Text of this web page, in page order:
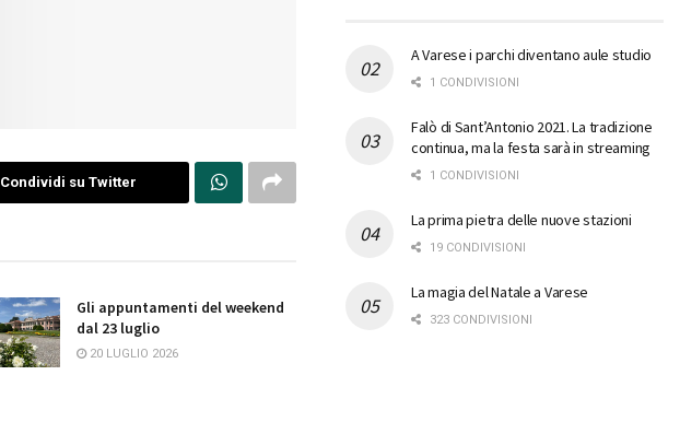
Condividi su Twitter
Gli appuntamenti del weekend
dal 23 luglio
20 LUGLIO 2026
A Varese i parchi diventano aule studio
1 CONDIVISIONI
Falò di Sant’Antonio 2021. La tradizione
continua, ma la festa sarà in streaming
1 CONDIVISIONI
La prima pietra delle nuove stazioni
19 CONDIVISIONI
La magia del Natale a Varese
323 CONDIVISIONI